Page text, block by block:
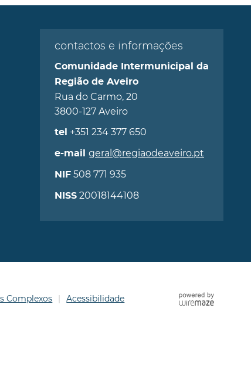
contactos e informações
Comunidade Intermunicipal da
Região de Aveiro
Rua do Carmo, 20
3800-127 Aveiro
tel +351 234 377 650
e-mail geral@regiaodeaveiro.pt
NIF508 771 935
NISS20018144108
Complexos Acessibilidade